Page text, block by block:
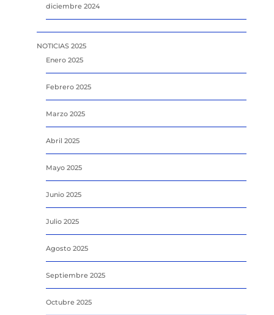
diciembre 2024
NOTICIAS 2025
Enero 2025
Febrero 2025
Marzo 2025
Abril 2025
Mayo 2025
Junio 2025
Julio 2025
Agosto 2025
Septiembre 2025
Octubre 2025